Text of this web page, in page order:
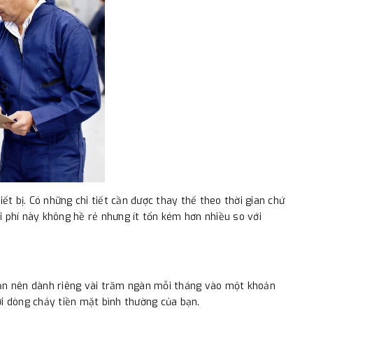
bị. Có những chi tiết cần được thay thế theo thời gian chứ
này không hề rẻ nhưng ít tốn kém hơn nhiều so với
nên dành riêng vài trăm ngàn mỗi tháng vào một khoản
dòng chảy tiền mặt bình thường của bạn.